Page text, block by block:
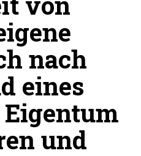
nach
eines
und